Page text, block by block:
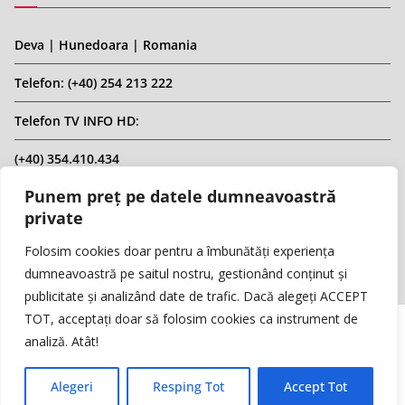
Punem preț pe datele dumneavoastră
private
Folosim cookies doar pentru a îmbunătăți experiența
dumneavoastră pe saitul nostru, gestionând conținut și
publicitate și analizând date de trafic. Dacă alegeți ACCEPT
TOT, acceptați doar să folosim cookies ca instrument de
analiză. Atât!
Alegeri Resping Tot Accept Tot
Deva | Hunedoara | Romania
Telefon: (+40) 254 213 222
Telefon TV INFO HD:
(+40) 354.410.434
Email: infohd20@gmail.com
Website: www.replicahd.ro